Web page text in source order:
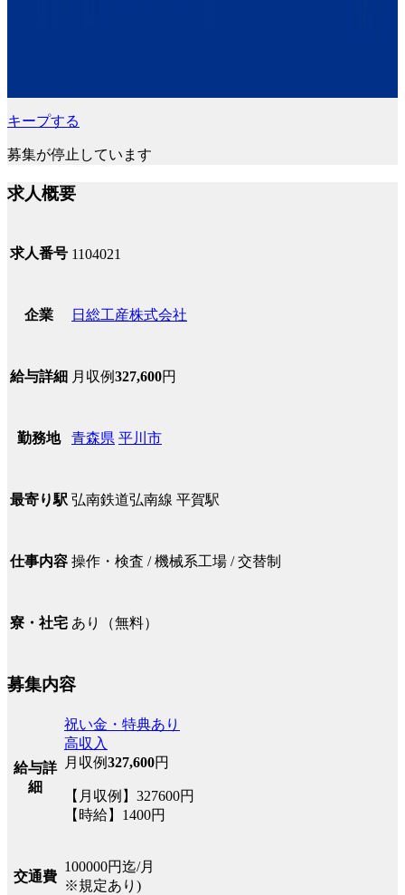
キープする
募集が停止しています
求人概要
求人番号 1104021
企業 日総工産株式会社
給与詳細 月収例327,600円
勤務地 青森県 平川市
最寄り駅 弘南鉄道弘南線 平賀駅
仕事内容 操作・検査 / 機械系工場 / 交替制
寮・社宅 あり（無料）
募集内容
給与詳
細
祝い金・特典あり
高収入
月収例327,600円
【月収例】327600円
【時給】1400円
交通費
100000円迄/月
※規定あり)